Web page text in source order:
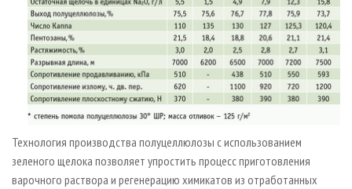
Технология производства полуцеллюлозы с использованием
зеленого щелока позволяет упростить процесс приготовления
варочного раствора и регенерацию химикатов из отработанных